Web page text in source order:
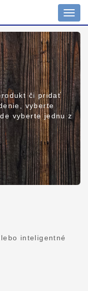
či pridať
vyberte
vyberte jednu z
inteligentné